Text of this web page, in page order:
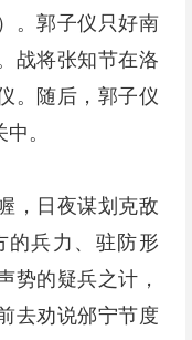
。郭子仪只好南
战将张知节在洛
。随后，郭子仪
。
日夜谋划克敌
的兵力、驻防形
势的疑兵之计，
去劝说邠宁节度